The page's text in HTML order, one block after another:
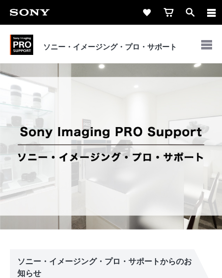
ソニー・イメージング・ プロ・サポート
ソニー・イメージング・プロ・サポートからのお
知らせ